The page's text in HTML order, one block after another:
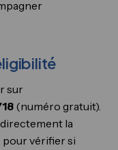
sur
(numéro gratuit).
la
pour vérifier si